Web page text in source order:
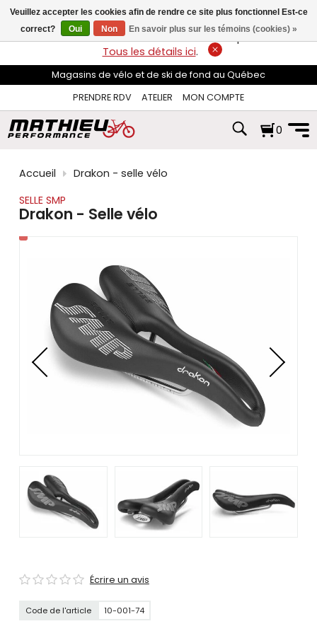
flèches
haut
et
pour
sélectionner
disponible.
Appuyez
pour
au
résultat
de
utilisateurs
d'appareils
tactiles
peuvent
se
servir
de
gestes
tels
LIVRAISON GRATUITEsur les commandes de plus de 74$*.
Tous les détails ici.
Magasins de vélo et de ski de fond au Québec
PRENDRE RDV
ATELIER MON COMPTE
0
Accueil
Drakon - selle vélo
SELLE SMP
Drakon - Selle vélo
Écrire un avis
Code de l'article 10-001-74
Veuillez accepter les cookies afin de rendre ce site plus fonctionnel Est-ce
correct?
Oui Non En savoir plus sur les témoins (cookies) »